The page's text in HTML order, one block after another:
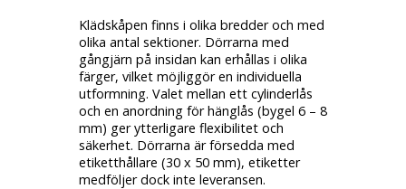
Klädskåpen finns i olika bredder och med
olika antal sektioner. Dörrarna med
gångjärn på insidan kan erhållas i olika
färger, vilket möjliggör en individuella
utformning. Valet mellan ett cylinderlås
och en anordning för hänglås (bygel 6 – 8
mm) ger ytterligare flexibilitet och
säkerhet. Dörrarna är försedda med
etiketthållare (30 x 50 mm), etiketter
medföljer dock inte leveransen.